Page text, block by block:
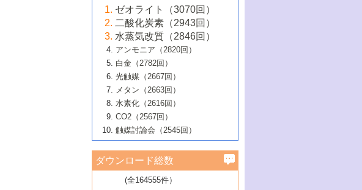
大学：オンライン・対面開催）
6号 メタン転換技術の最新動向
B号 第125回触媒討論会（2020年・工学
院大学）
5号 固体触媒による含窒素有機化合物変
換の最前線
6号 貴金属使用量低減に向けた自動車排
ガス浄化触媒の開発
B号 第123回触媒討論会（2019年・大阪
B号 第121回触媒討論会（2018年・東京
大学）
5号 水素のふるまいを解き明かす最先端
研究
6号 低級アルカンの有効利用のための触
媒技術
B号 第119回触媒討論会（2017年・首都
大学東京）
媒技術
3号 触媒研究の最先端～とびたて若き研究
者たち～（1）
4号 触媒研究の最先端～とびたて若き研究
者たち～（2）
5号 触媒研究の最先端～とびたて若き研究
者たち～（3）
6号 イオニクス材料と燃料電池・電解合成
の最新の研究動向
B号 第117回触媒討論会（2016年・大阪府
立大学）
2号 石油精製用触媒の最近の進展
3号 固体酸化物形燃料電池（SOFC）におけ
るアノード触媒上での燃料直接改質技術
4号 コアシェル構造の制御による触媒機能
5号 工業触媒およびその周辺技術の最近の
進歩
6号 ナノシート
B号 第115回触媒討論会（2015年・成蹊大
2号 光触媒反応機構に関する最新の研究動
向
開発動向
4号 人工光合成に向けた近年のアプローチ
5号 未利用熱エネルギーの有効活用に貢献
する触媒技術
6号 ポリオキソメタレート
B号 第113回触媒討論会（2014年・ロワジ
ールホテル豊橋）
1号 高耐久性燃料電池システム用触媒にお
ける新展開
2号 リビングラジカル重合の最近の動向
3号 天然ガスの化学工業的展開に関する触
媒技術
4号 貴金属触媒の精密構造制御とその活用
5号 バイオマス化成品製造のための固体触
6号 ナノ空間─吸着状態解析から新機能開拓
B号 第111回触媒討論会（2013年・関西大
▼54巻（2012年）
1号 規則性多孔体の利用技術における最近
の進歩
2号 第109回触媒討論会
3号 貴金属低減技術の最新動向
4号 貴金属代替技術の最新動向
5号 光触媒による物質変換反応の新展開
6号 グラフェン
7号 水素を利用する化成品合成の新潮流
▼53巻（2011年）
1号 金属学から見る合金触媒の新展開
2号 第107回触媒討論会
3号 触媒のその場観察法の進歩（１）
4号 触媒のその場観察法の進歩（２）
5号 不活性結合の触媒的活性化による有機
合成
6号 新しい固体酸触媒技術
7号 ゼオライト合成における最近の進歩
▼52巻（2010年）
1号 触媒の劣化対策と長寿命触媒開発
2号 第105回触媒討論会
3号 ナノ構造が拓く新機能
4号 活性サイトおよびその環境の精密な設
計による触媒の高機能化
5号 触媒を有効に使うための技術
7号 有機分子触媒による精密有機合成
1号 炭素材料－熱い注目を集める材料－
2号 第103回触媒討論会
3号 環境浄化用光触媒の現状と課題
4号 水素社会の実現に向けた水素製造・貯
蔵技術の進歩
5号 CO2が関わる触媒・材料
▼50巻（2008年）
1号 触媒化学と学会のこの10年，半世紀，
そして未来
2号 第101回触媒討論会
4号 錯体を利用したユニークな表面構造の
構築と機能
▼49巻（2007年）
1号 含フッ素化合物の合成と触媒
2号 第99回触媒討論会
3号 実用的ファインケミカル合成プロセス
を実現する触媒
▼48巻（2006年）
1号 固体酸触媒の最近の進歩
2号 第97回触媒討論会
3号 リビング重合触媒の最近の展開
1号 最近の触媒担体とその効果
2号 第95回触媒討論会
▼46巻（2004年）
1号 部分酸化反応触媒の最前線
▼45巻（2003年）
ゼオライト（3070回）
二酸化炭素（2943回）
水蒸気改質（2846回）
アンモニア（2820回）
白金（2782回）
光触媒（2667回）
メタン（2663回）
水素化（2616回）
CO2（2567回）
触媒討論会（2545回）
ダウンロード総数
(全164555件）